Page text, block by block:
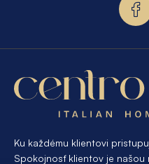
e
Ku každému klientovi
Spokojnosť klientov je našou